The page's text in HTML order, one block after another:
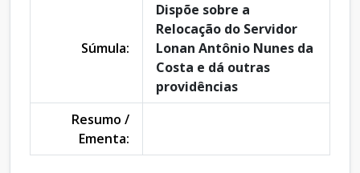
Súmula:
Dispõe sobre a
Relocação do Servidor
Lonan Antônio Nunes da
Costa e dá outras
providências
Resumo /
Ementa: